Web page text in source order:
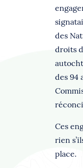
des
droits
des 94
Ces
rien
place.